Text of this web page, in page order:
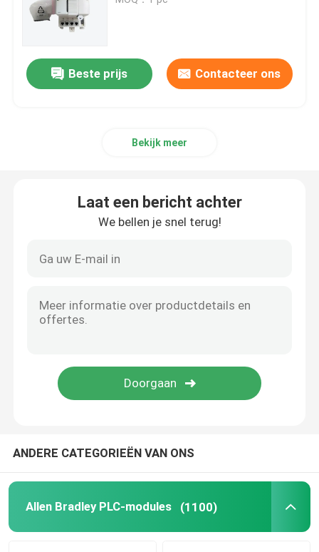
GE-module
Emerson Spare Parts
Honeywell module
Foxboro DCS
B&R PLC-module
Bachmann-module
Beste prijs Contacteer ons
Bekijk meer
Laat een bericht achter
We bellen je snel terug!
ANDERE CATEGORIEËN VAN ONS
Allen Bradley PLC-modules (1100)